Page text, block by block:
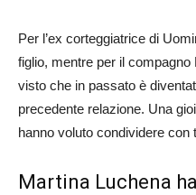
Per l’ex corteggiatrice di
figlio, mentre per il
visto che in passato è
precedente relazione. Una
hanno voluto condividere con
Martina Luchena